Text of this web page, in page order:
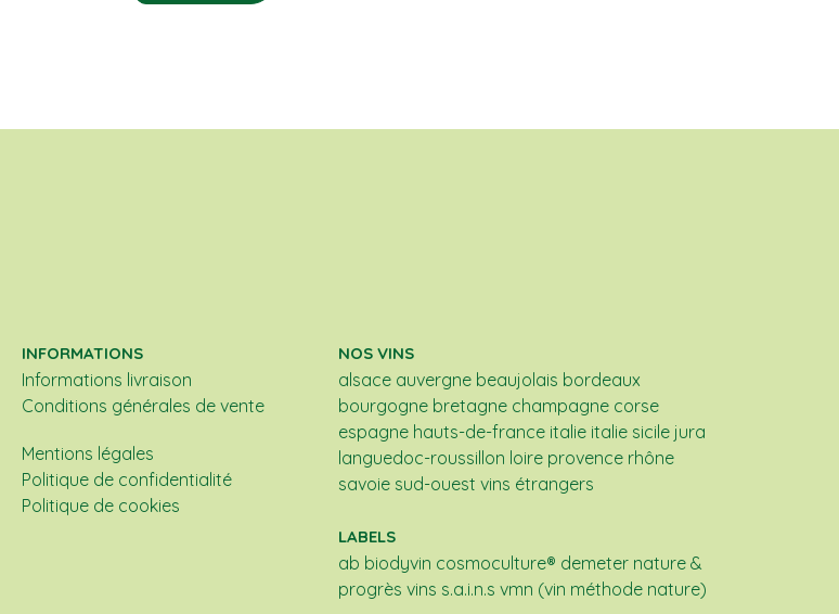
INFORMATIONS
Informations livraison
Conditions générales de vente
Mentions légales
Politique de confidentialité
Politique de cookies
NOS VINS
alsace auvergne beaujolais bordeaux
bourgogne bretagne champagne corse
espagne hauts-de-france italie italie sicile jura
languedoc-roussillon loire provence rhône
savoie sud-ouest vins étrangers
LABELS
ab biodyvin cosmoculture® demeter nature &
progrès vins s.a.i.n.s vmn (vin méthode nature)